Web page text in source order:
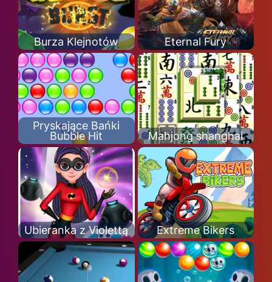
Burza Klejnotów Eternal Fury
Pryskające Bańki
Bubble Hit
Mahjong shanghai
Ubieranka z Violettą Extreme Bikers